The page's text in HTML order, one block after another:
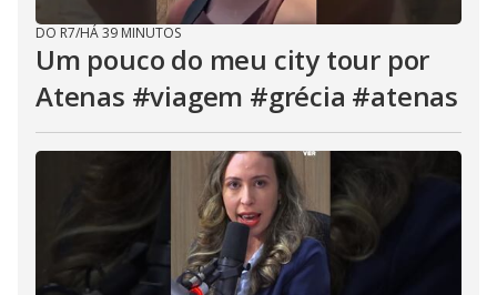
DO R7/HÁ 39 MINUTOS
Um pouco do meu city tour por
Atenas #viagem #grécia #atenas